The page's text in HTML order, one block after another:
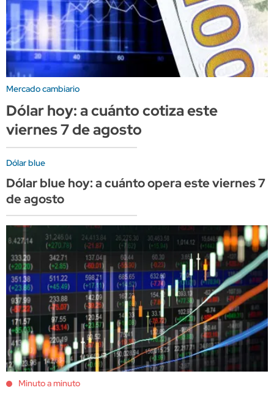
Mercado cambiario
Dólar hoy: a cuánto cotiza este
viernes 7 de agosto
Dólar blue
Dólar blue hoy: a cuánto opera este viernes 7
de agosto
Minuto a minuto